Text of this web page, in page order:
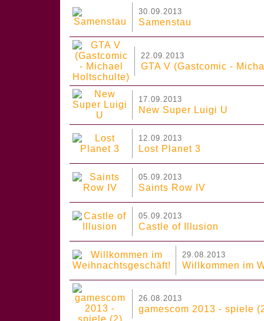
30.09.2013
Samenstau
22.09.2013
GTA V (Gastcomic -
17.09.2013
New Super Luigi U
12.09.2013
Lost Planet 3
05.09.2013
Saints Row IV
05.09.2013
Castle of Illusion
29.08.2013
Willkommen im
26.08.2013
gamescom 2013 - spiele